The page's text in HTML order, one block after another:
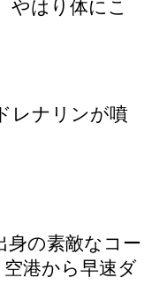
やはり体にこ
レナリンが噴
身の素敵なコー
港から早速ダ